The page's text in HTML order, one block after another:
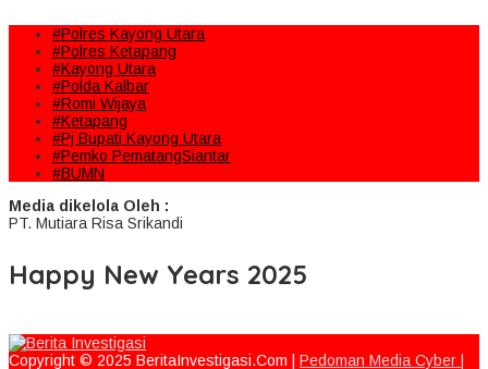
#Polres Kayong Utara
#Polres Ketapang
#Kayong Utara
#Polda Kalbar
#Romi Wijaya
#Ketapang
#Pj Bupati Kayong Utara
#Pemko PematangSiantar
#BUMN
Media dikelola Oleh :
PT. Mutiara Risa Srikandi
Happy New Years 2025
Copyright © 2025 BeritaInvestigasi.Com | Pedoman Media Cyber |